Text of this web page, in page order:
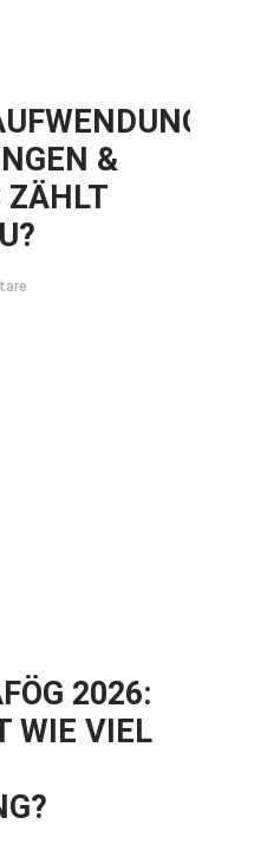
&
ZÄHLT
2026:
WIE VIEL